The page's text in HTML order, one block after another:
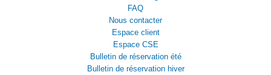
FAQ
Nous contacter
Espace client
Espace CSE
Bulletin de réservation été
Bulletin de réservation hiver